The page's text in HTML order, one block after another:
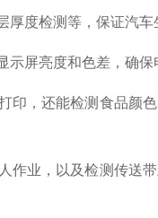
度检测等，保证汽车
屏亮度和色差，确保
印，还能检测食品颜
作业，以及检测传送